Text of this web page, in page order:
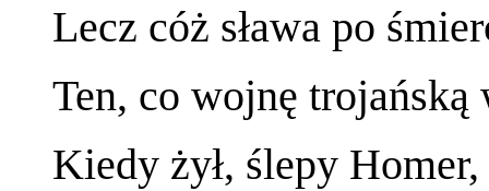
Lecz cóż sława po
Ten, co wojnę trojańską
Kiedy żył, ślepy